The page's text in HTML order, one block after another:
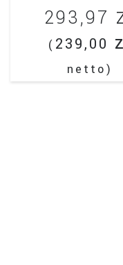
293,97
( 239,00
netto)